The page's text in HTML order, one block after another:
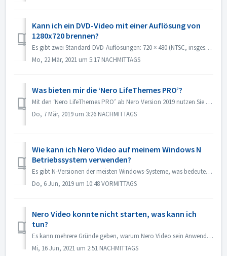
Kann ich ein DVD-Video mit einer Auflösung von
1280x720 brennen?
Es gibt zwei Standard-DVD-Auflösungen: 720 × 480 (NTSC, insgesamt 345.600 Pixel) und 720 × 576 (PAL, insgesamt 414.720 Pixel), beide verfügbar in den Seiten...
Mo, 22 Mär, 2021 um 5:17 NACHMITTAGS
Was bieten mir die ‘Nero LifeThemes PRO’?
Mit den ‘Nero LifeThemes PRO’ ab Nero Version 2019 nutzen Sie hochwertige Filmdesign-Vorlagen, Disk-Menü-Vorlagen und Gema-freie Musik zum schnellen erstell...
Do, 7 Mär, 2019 um 3:26 NACHMITTAGS
Wie kann ich Nero Video auf meinem Windows N
Betriebssystem verwenden?
Es gibt N-Versionen der meisten Windows-Systeme, was bedeutet, dass das System keinen Windows Media Player enthält. Auf diesen Windows N-Systemen müssen...
Do, 6 Jun, 2019 um 10:48 VORMITTAGS
Nero Video konnte nicht starten, was kann ich
tun?
Es kann mehrere Gründe geben, warum Nero Video sein Anwendungsfenster nicht anzeigt. Wenn Nero Video nicht gestartet werden konnte, MediaHome nicht starten ...
Mi, 16 Jun, 2021 um 2:51 NACHMITTAGS